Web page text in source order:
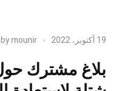
19 أكتوبر، 2022 bymounir